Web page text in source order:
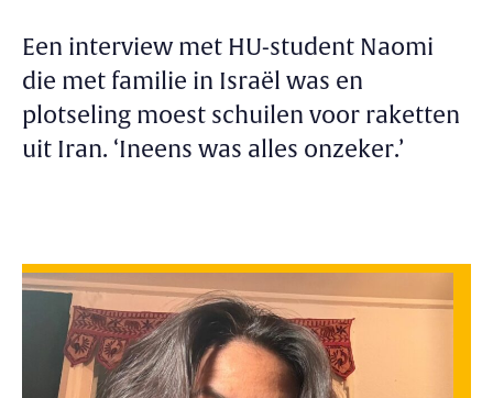
Een interview met HU-student Naomi
die met familie in Israël was en
plotseling moest schuilen voor raketten
uit Iran. ‘Ineens was alles onzeker.’